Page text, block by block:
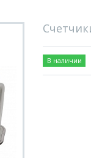
В наличии